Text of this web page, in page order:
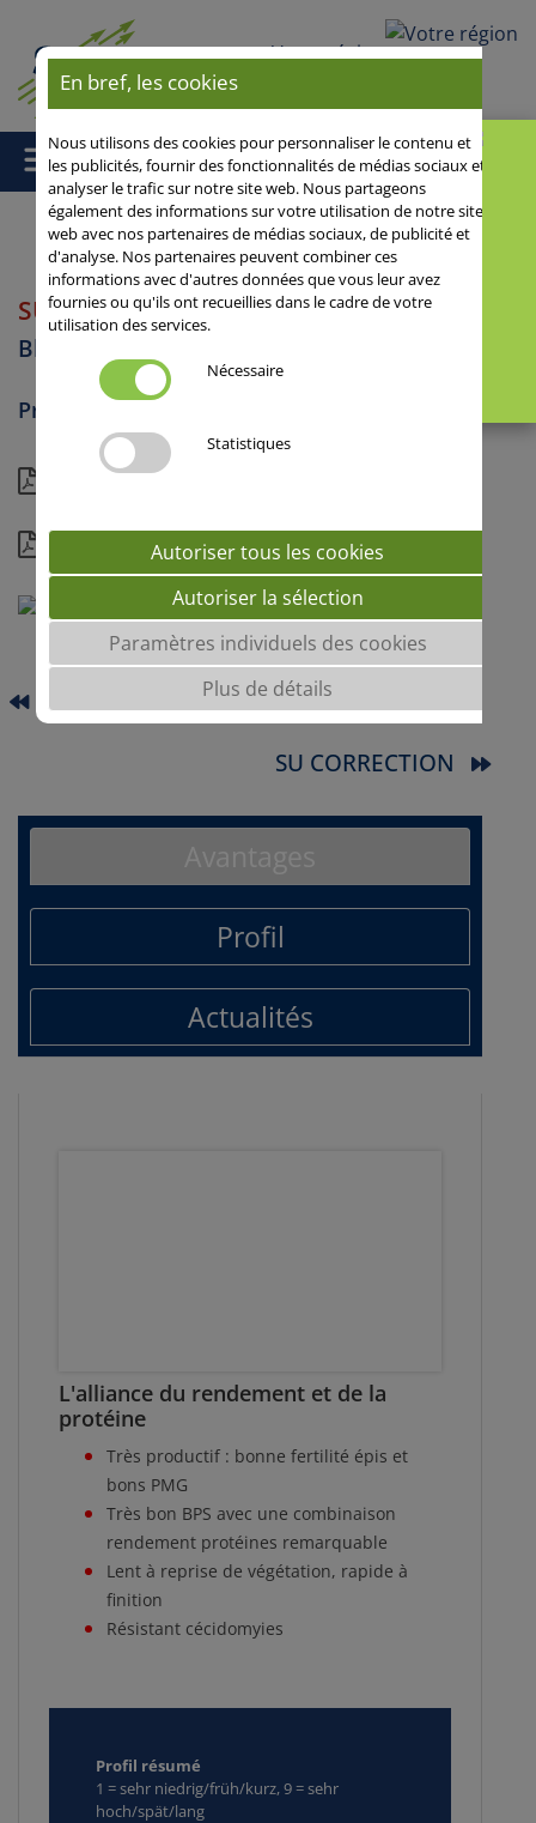
Votre région
Accueil/Blé tendre/ SU ADDICTION
SU ADDICTION
Blé tendre
Précocité intermédiaire
MACARON
SU CORRECTION
Profil
Actualités
L'alliance du rendement et de la
protéine
Très productif : bonne fertilité épis et
bons PMG
Très bon BPS avec une combinaison
rendement protéines remarquable
Lent à reprise de végétation, rapide à
finition
Résistant cécidomyies
Profil résumé
1 = sehr niedrig/früh/kurz, 9 = sehr
hoch/spät/lang
En bref, les cookies
Nous utilisons des cookies pour personnaliser le contenu et
les publicités, fournir des fonctionnalités de médias sociaux et
analyser le trafic sur notre site web. Nous partageons
également des informations sur votre utilisation de notre site
web avec nos partenaires de médias sociaux, de publicité et
d'analyse. Nos partenaires peuvent combiner ces
informations avec d'autres données que vous leur avez
fournies ou qu'ils ont recueillies dans le cadre de votre
utilisation des services.
Nécessaire
Statistiques
Autoriser tous les cookies
Autoriser la sélection
Paramètres individuels des cookies
Plus de détails